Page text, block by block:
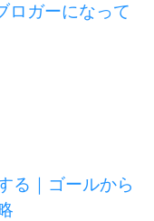
ロガーになって
る｜ゴールから